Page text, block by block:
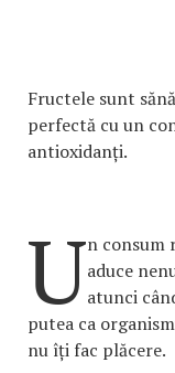
Fructele sunt
perfectă cu un
antioxidanți.
Un consum
aduce
atunci
putea ca
nu îți fac plăcere.